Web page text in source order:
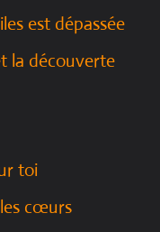
est dépassée
la découverte
toi
cœurs